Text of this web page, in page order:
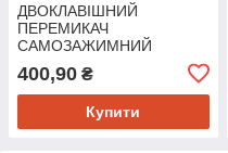
ДВОКЛАВІШНИЙ
ПЕРЕМИКАЧ
САМОЗАЖИМНИЙ
400,90 ₴
Купити